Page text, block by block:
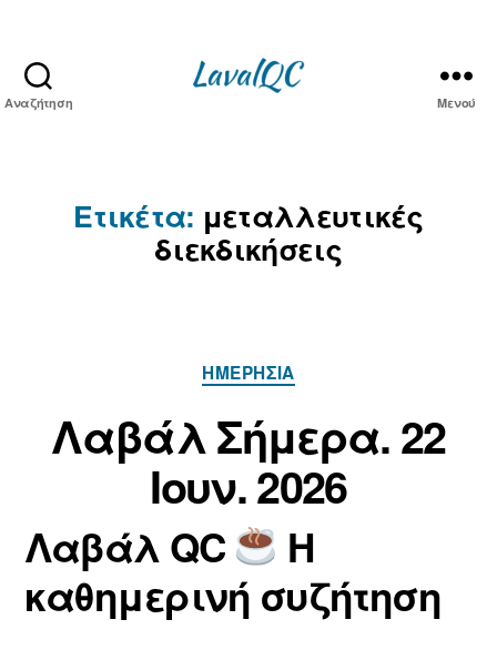
Αναζήτηση Μενού
Ετικέτα: μεταλλευτικές
διεκδικήσεις
Κατηγορίες
ΗΜΕΡΉΣΙΑ
Λαβάλ Σήμερα. 22
Ιουν. 2026
Συντάκτης
άρθρου
Α
ό
τ
ο
ν/
τ
η
ν
m
Ημ.
δημοσίευσης
2
Ι
ο
υ
ν
ί
ο
υ
2
Λαβάλ QC
Η
καθημερινή συζήτηση